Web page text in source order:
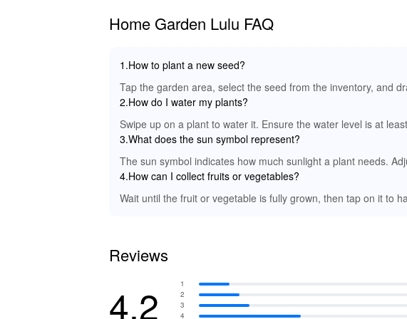
Home Garden Lulu FAQ
1.How to plant a new seed?
Tap the garden area, select the seed from the inventory, and
2.How do I water my plants?
Swipe up on a plant to water it. Ensure the water level is at
3.What does the sun symbol represent?
The sun symbol indicates how much sunlight a plant needs.
4.How can I collect fruits or vegetables?
Wait until the fruit or vegetable is fully grown, then tap on it to
Reviews
4.2
1
2
3
4